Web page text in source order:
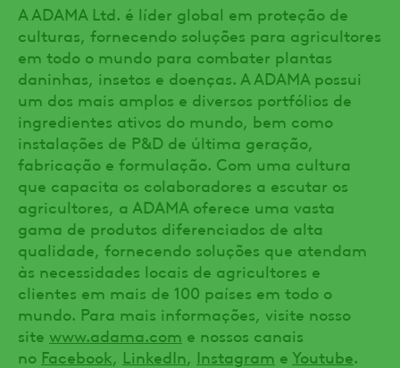
A ADAMA Ltd. é líder global em proteção de
culturas, fornecendo soluções para agricultores
em todo o mundo para combater plantas
daninhas, insetos e doenças. A ADAMA possui
um dos mais amplos e diversos portfólios de
ingredientes ativos do mundo, bem como
instalações de P&D de última geração,
fabricação e formulação. Com uma cultura
que capacita os colaboradores a escutar os
agricultores, a ADAMA oferece uma vasta
gama de produtos diferenciados de alta
qualidade, fornecendo soluções que atendam
às necessidades locais de agricultores e
clientes em mais de 100 países em todo o
mundo. Para mais informações, visite nosso
site www.adama.com e nossos canais
no Facebook LinkedIn Instagram e Youtube.